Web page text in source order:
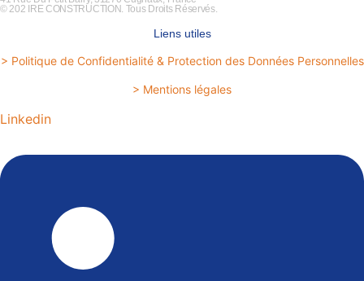
© 202 IRE CONSTRUCTION. Tous Droits Réservés.
Liens utiles
> Politique de Confidentialité & Protection des Données Personnelles
> Mentions légales
Linkedin